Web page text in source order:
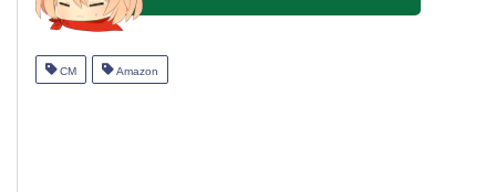
CM Amazon